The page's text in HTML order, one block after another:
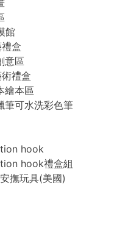
館
盒
意區
禮盒
繪本區
可水洗彩色筆
hook
hook禮盒組
撫玩具(美國)